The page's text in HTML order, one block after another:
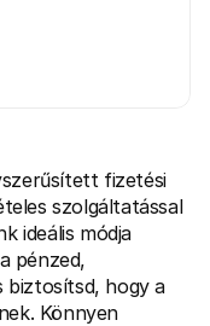
fizetési
szolgáltatással
ideális módja
pénzed,
biztosítsd, hogy a
Könnyen
frissítéseket
könyvtárakkal
Mollie